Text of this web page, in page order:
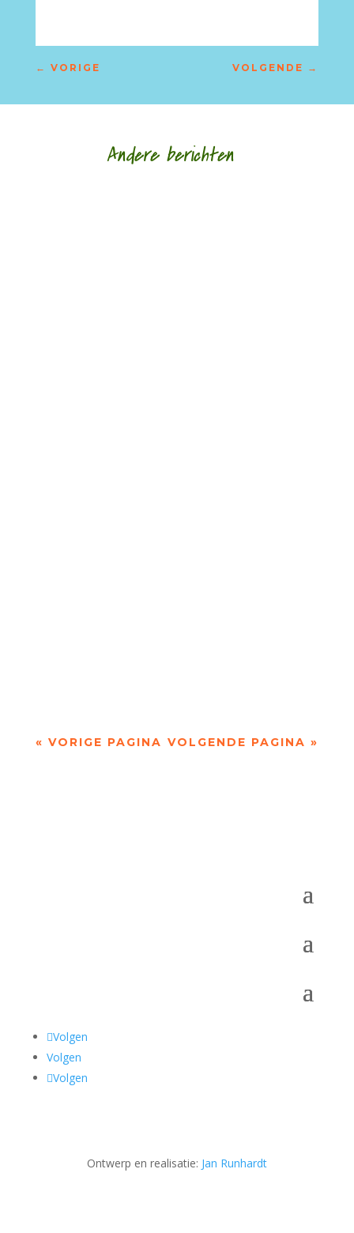
← VORIGE VOLGENDE →
Andere berichten
« VORIGE PAGINA VOLGENDE PAGINA »
Volgen
Volgen
Volgen
Ontwerp en realisatie: Jan Runhardt